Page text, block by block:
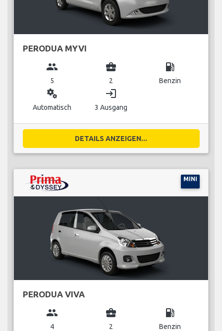
PERODUA MYVI
group
5
business_center
2
local_gas_station
Benzin
miscellaneous_services
Automatisch
login
3 Ausgang
DETAILS ANZEIGEN...
MINI
PERODUA VIVA
group
4
business_center
2
local_gas_station
Benzin